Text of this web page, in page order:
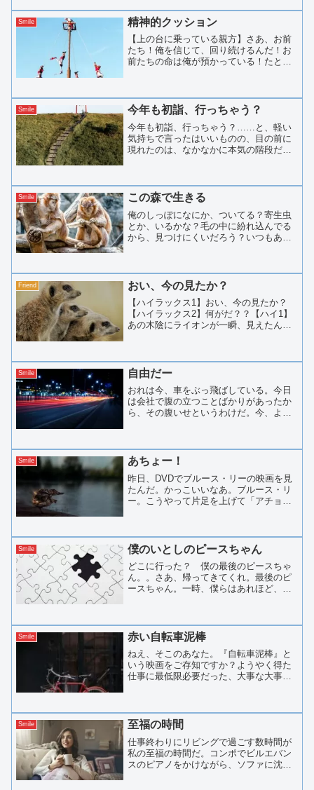
りを見せることができたら...
Smile 精神的クッション
【上の台に乗っている親方】さあ、お前
たち！俺を信じて、回り続けるんだ！お
前たちの命は俺が預かっている！たとえ
ら、思いっきり回れ！【回っている人
１】ねえ、あの親方、信じられ...
Smile 今年も初詣、行っちゃう？
今年も初詣、行っちゃう？……と、軽い
気持ちで言ったはいいものの、目の前に
現れたのは、なかなかに本気の階段だっ
やつだ。しかも、上に見えるのは鳥居だ
け。神社の屋根も、本殿ら...
Smile この森で生きる
俺のしっぽになにか、ついてる？寄生虫
とか、いるかな？毛の中に紛れ込んでる
から、見つけにくいだろう？いつもあり
て、はや１０年。この森に来たときは俺
らも若かった。右も左もわか...
Friend おい、今の見たか？
【ハイラックス1】おい、今の見たか？
【ハイラックス2】何がだ？？【ハイ1】
あの木陰にライオンが一瞬、見えたんだ
から、どの木陰だ？【ハイ1】よく見ろ
よ。シマウマが５頭...
Smile 自由だー
おれは今、車をぶっ飛ばしている。今日
は会社で腹の立つことばかりがあったか
ら、その腹いせというわけだ。今、よう
叫びたい気分だ。光の速さで街並みが後
ろに遠ざかっていく。この...
Smile あちょー！
昨日、DVDでブルース・リーの映画を見
たんだ。かっこいいなあ。ブルース・リ
ー。こうやって片足を上げて「アチョ
いながら、塔を登っていくんだ。それで
最後の決めのポーズはこれ...
Smile 僕のいとしのピースちゃん
どこに行った？ 僕の最後のピースちゃ
ん。。さあ、帰ってきてくれ。最後のピ
ースちゃん。一時、僕らはあれほど、う
完璧になれる。どこのこと...
Smile 赤い自転車泥棒
ねえ、そこのあなた。『自転車泥棒』と
いう映画をご存知ですか？ようやく得た
仕事に最低限必要だった、大事な大事な
ーム。少し頼りない前カゴ。けれど、町
を走るにはちょうどいい軽...
Smile 至福の時間
仕事終わりにリビングで過ごす数時間が
私の至福の時間だ。コンポでビルエバン
スのピアノをかけながら、ソファに沈み